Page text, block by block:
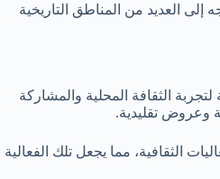
إلى العديد من المناطق التاريخية
الثقافة المحلية والمشاركة
وعروض تقليدية.
الثقافية، مما يجعل تلك الفعالية